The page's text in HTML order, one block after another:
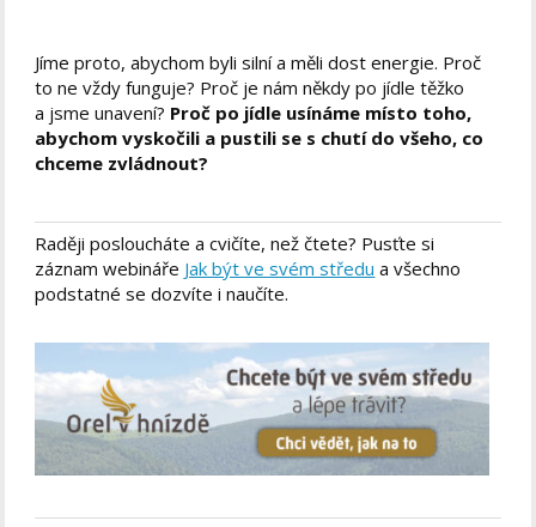
Jíme proto, abychom byli silní a měli dost energie. Proč
to ne vždy funguje? Proč je nám někdy po jídle těžko
a jsme unavení? Proč po jídle usínáme místo toho,
abychom vyskočili a pustili se s chutí do všeho, co
chceme zvládnout?
Raději posloucháte a cvičíte, než čtete? Pusťte si
záznam webináře Jak být ve svém středu a všechno
podstatné se dozvíte i naučíte.